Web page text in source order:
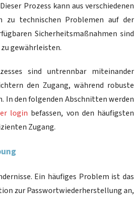
Prozess kann aus verschiedenen
zu technischen Problemen auf der
Sicherheitsmaßnahmen sind
gewährleisten.
sind untrennbar miteinander
den Zugang, während robuste
In den folgenden Abschnitten werden
login befassen, von den häufigsten
Zugang.
Ein häufiges Problem ist das
zur Passwortwiederherstellung an,